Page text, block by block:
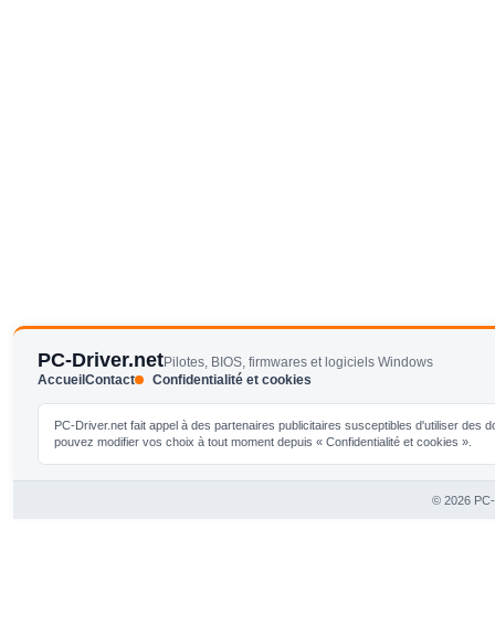
PC-Driver.netPilotes, BIOS, firmwares et logiciels Windows
AccueilContact Confidentialité et cookies
PC-Driver.net fait appel à des partenaires publicitaires susceptibles d'utiliser
pouvez modifier vos choix à tout moment depuis « Confidentialité et cookies ».
© 2026